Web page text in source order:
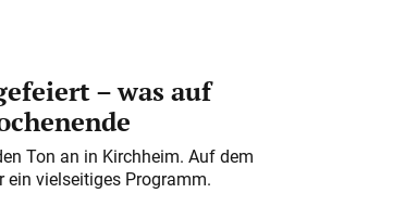
– was auf
Ton an in Kirchheim. Auf dem
ein vielseitiges Programm.